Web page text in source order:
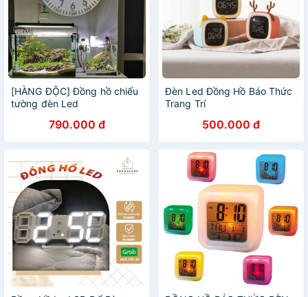
[HÀNG ĐỘC] Đồng hồ chiếu
tường đèn Led
790.000 đ
Đèn Led Đồng Hồ Báo Thức
Trang Trí
500.000 đ